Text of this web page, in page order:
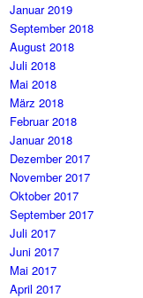
Januar 2019
September 2018
August 2018
Juli 2018
Mai 2018
März 2018
Februar 2018
Januar 2018
Dezember 2017
November 2017
Oktober 2017
September 2017
Juli 2017
Juni 2017
Mai 2017
April 2017